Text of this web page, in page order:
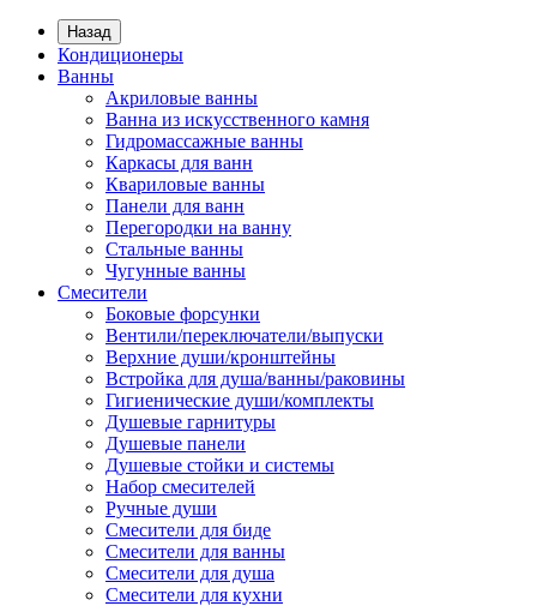
Назад
Кондиционеры
Ванны
Акриловые ванны
Ванна из искусственного камня
Гидромассажные ванны
Каркасы для ванн
Квариловые ванны
Панели для ванн
Перегородки на ванну
Стальные ванны
Чугунные ванны
Смесители
Боковые форсунки
Вентили/переключатели/выпуски
Верхние души/кронштейны
Встройка для душа/ванны/раковины
Гигиенические души/комплекты
Душевые гарнитуры
Душевые панели
Душевые стойки и системы
Набор смесителей
Ручные души
Смесители для биде
Смесители для ванны
Смесители для душа
Смесители для кухни